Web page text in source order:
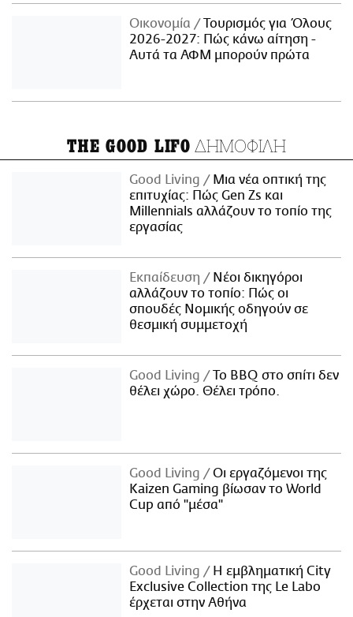
Οικονομία
Τουρισμός για Όλους
2026-2027: Πώς κάνω αίτηση -
Αυτά τα ΑΦΜ μπορούν πρώτα
THE GOOD LIFO ΔΗΜΟΦΙΛΗ
Good Living
Μια νέα οπτική της
επιτυχίας: Πώς Gen Zs και
Millennials αλλάζουν το τοπίο της
εργασίας
Εκπαίδευση
Νέοι δικηγόροι
αλλάζουν το τοπίο: Πώς οι
σπουδές Νομικής οδηγούν σε
θεσμική συμμετοχή
Good Living
Το BBQ στο σπίτι δεν
θέλει χώρο. Θέλει τρόπο.
Good Living
Οι εργαζόμενοι της
Kaizen Gaming βίωσαν το World
Cup από "μέσα"
Good Living
Η εμβληματική City
Exclusive Collection της Le Labo
έρχεται στην Αθήνα